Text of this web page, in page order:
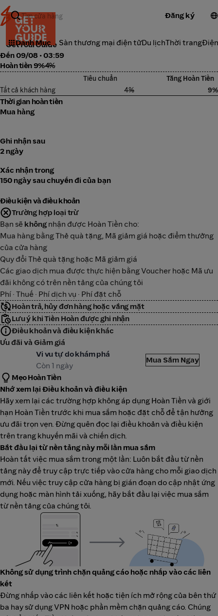
Đăng ký
Danh Mục Sàn thương mại điện tửDu lịchThời trang
Du lịch
GetYourGuide
Đến 09/08 • 03:59
Hoàn tiền 9%4%
Tiêu chuẩn
Tăng Hoàn Tiền
Tất cả khách hàng
4% 9%
Thời gian hoàn tiền
Mua hàng
Ghi nhận sau
2 ngày
Xác nhận trong
150 ngày sau chuyến đi của bạn
Điều kiện và điều khoản
Trường hợp loại trừ
Bạn sẽ không nhận được Hoàn Tiền cho:
Mua hàng bằng Thẻ quà tặng, Mã giảm giá hoặc điểm thưởng
của cửa hàng
Quy đổi Thẻ quà tặng hoặc Mã giảm giá
Các giao dịch mua được thực hiện bằng Voucher hoặc Mã ưu
đãi không có trên nền tảng của chúng tôi
Phí · Thuế · Phí dịch vụ · Phí đặt chỗ
Hoàn trả, hủy đơn hàng hoặc vắng mặt
Lưu ý khi Tiền Hoàn được ghi nhận
Điều khoản và điều kiện khác
Ưu đãi và Giảm giá
Vi vu tự do khám phá
Còn 1 ngày
Mua Sắm Ngay
Mẹo Hoàn Tiền
Nhớ xem lại Điều khoản và điều kiện
Hãy xem lại các trường hợp không áp dụng Hoàn Tiền và giới
hạn Hoàn Tiền trước khi mua sắm hoặc đặt chỗ để tận hưởng
ưu đãi trọn vẹn. Đừng quên đọc lại điều khoản và điều kiện
trên trang khuyến mãi và chiến dịch.
Bắt đầu lại từ nền tảng này mỗi lần mua sắm
Hoàn tất việc mua sắm trong một lần: Luôn bắt đầu từ nền
tảng này để truy cập trực tiếp vào cửa hàng cho mỗi giao dịch
mới. Nếu việc truy cập cửa hàng bị gián đoạn do cập nhật ứng
dụng hoặc màn hình tải xuống, hãy bắt đầu lại việc mua sắm
từ nền tảng của chúng tôi.
Không sử dụng trình chặn quảng cáo hoặc nhấp vào các liên
kết
Đừng nhấp vào các liên kết hoặc tiện ích mở rộng của bên thứ
ba hay sử dụng VPN hoặc phần mềm chặn quảng cáo. Chúng